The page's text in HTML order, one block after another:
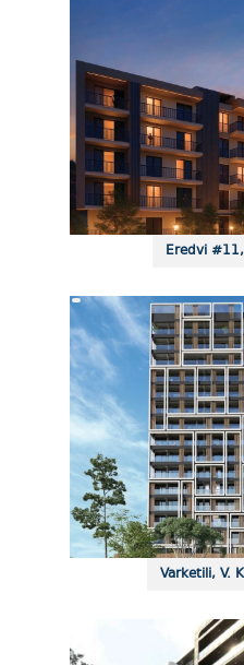
Eredvi
Varketili, V.